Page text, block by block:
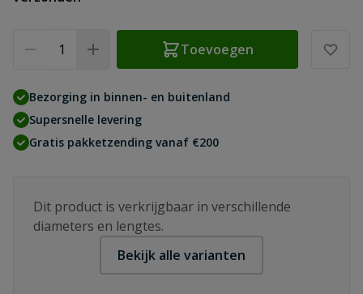
Toevoegen
Bezorging in binnen- en buitenland
Supersnelle levering
Gratis pakketzending vanaf €200
Dit product is verkrijgbaar in verschillende
diameters en lengtes.
Bekijk alle varianten